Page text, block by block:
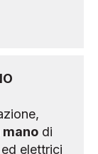
di
elettrici